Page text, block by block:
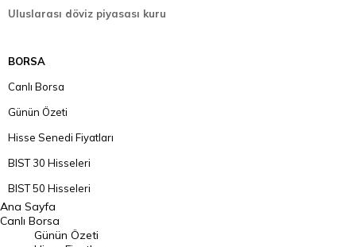
Uluslarası döviz piyasası kuru
BORSA
Canlı Borsa
Günün Özeti
Hisse Senedi Fiyatları
BIST 30 Hisseleri
BIST 50 Hisseleri
BIST 100 Hisseleri
En Çok Artan Hisseler
Ana Sayfa
Canlı Borsa
Günün Özeti